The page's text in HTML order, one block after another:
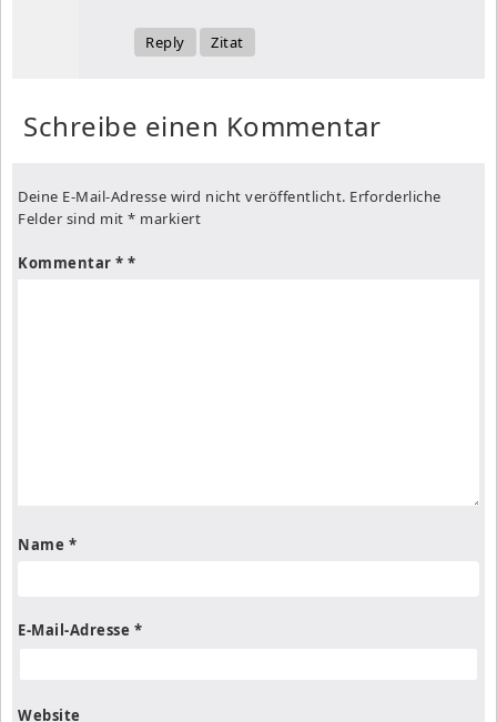
Reply Zitat
Schreibe einen Kommentar
Deine E-Mail-Adresse wird nicht veröffentlicht. Erforderliche
Felder sind mit * markiert
Kommentar *
Name *
E-Mail-Adresse *
Website